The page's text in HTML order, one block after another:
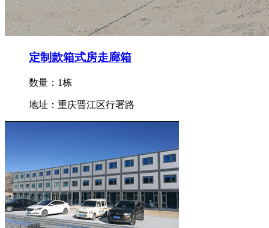
定制款箱式房走廊箱
数量：1栋
地址：重庆晋江区行署路